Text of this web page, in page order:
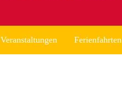
Veranstaltungen Ferienfahrten